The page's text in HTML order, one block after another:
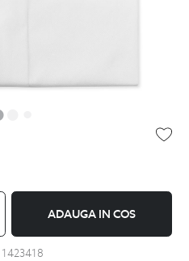
ADAUGA IN COS
1423418